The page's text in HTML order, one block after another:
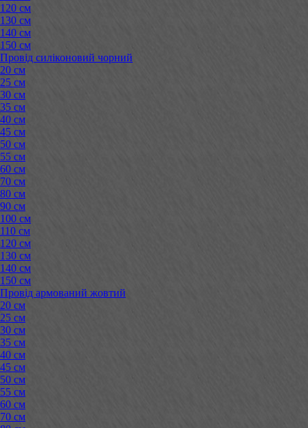
120 см
130 см
140 см
150 см
Провід силіконовий чорний
20 см
25 см
30 см
35 см
40 см
45 см
50 см
55 см
60 см
70 см
80 см
90 см
100 см
110 см
120 см
130 см
140 см
150 см
Провід армований жовтий
20 см
25 см
30 см
35 см
40 см
45 см
50 см
55 см
60 см
70 см